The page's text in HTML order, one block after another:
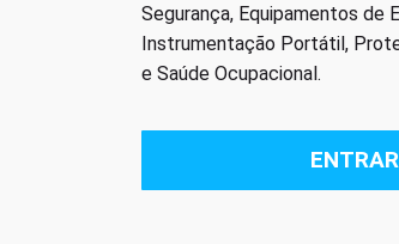
Segurança, Equipamentos de
Instrumentação Portátil,
e Saúde Ocupacional.